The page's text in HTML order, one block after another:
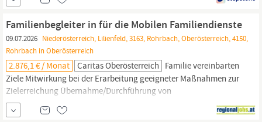
vergessen. Die großzügigen Resorts sowie die stylischen City- und
Charakter wider, speziell für Gäste, die 5...
Familienbegleiter in für die Mobilen Familiendienste
09.07.2026 Niederösterreich, Lilienfeld, 3163, Rohrbach, Oberösterreich, 4150,
Rohrbach in Oberösterreich
2.876,1 € / Monat Caritas Oberösterreich Familie vereinbarten
Ziele Mitwirkung bei der Erarbeitung geeigneter Maßnahmen zur
Zielerreichung Übernahme/Durchführung von
hauswirtschaftlichen
Tätigkeiten im Rahmen des Familien- und
Haushaltsmanagements (Reinigung der Wohnung, Kochen,